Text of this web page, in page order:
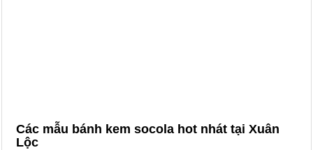
Các mẫu bánh kem socola hot nhát tại Xuân
Lộc